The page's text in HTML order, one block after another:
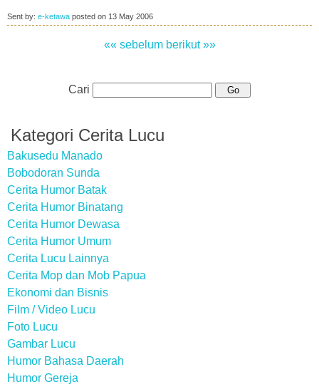
Sent by: e-ketawa posted on 13 May 2006
«« sebelum berikut »»
Cari
Kategori Cerita Lucu
Bakusedu Manado
Bobodoran Sunda
Cerita Humor Batak
Cerita Humor Binatang
Cerita Humor Dewasa
Cerita Humor Umum
Cerita Lucu Lainnya
Cerita Mop dan Mob Papua
Ekonomi dan Bisnis
Film / Video Lucu
Foto Lucu
Gambar Lucu
Humor Bahasa Daerah
Humor Gereja